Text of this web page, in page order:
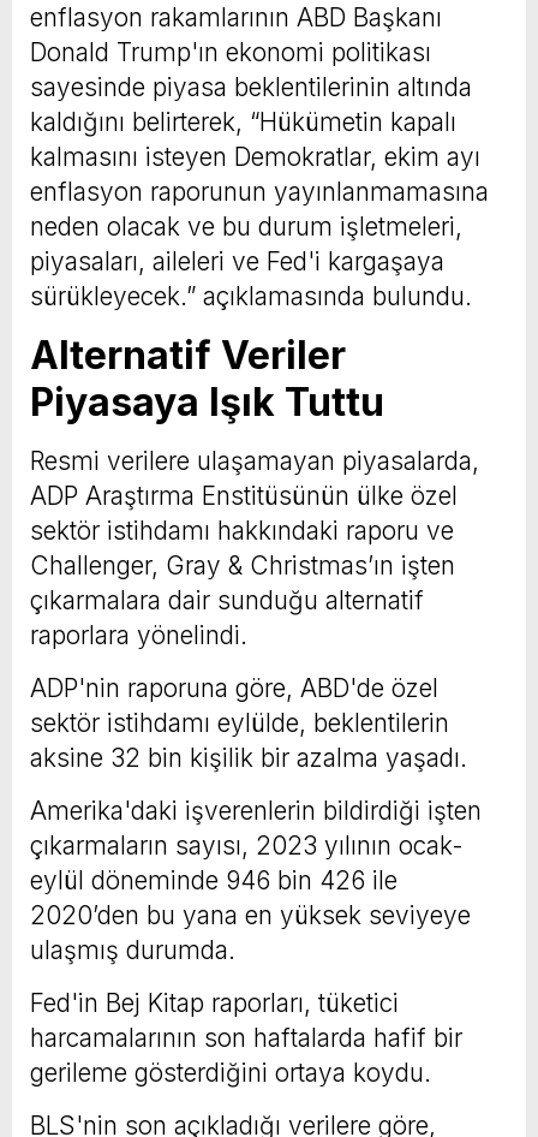
enflasyon rakamlarının ABD Başkanı
Donald Trump'ın ekonomi politikası
sayesinde piyasa beklentilerinin altında
kaldığını belirterek, “Hükümetin kapalı
kalmasını isteyen Demokratlar, ekim ayı
enflasyon raporunun yayınlanmamasına
neden olacak ve bu durum işletmeleri,
piyasaları, aileleri ve Fed'i kargaşaya
sürükleyecek.” açıklamasında bulundu.
Alternatif Veriler
Piyasaya Işık Tuttu
Resmi verilere ulaşamayan piyasalarda,
ADP Araştırma Enstitüsünün ülke özel
sektör istihdamı hakkındaki raporu ve
Challenger, Gray & Christmas’ın işten
çıkarmalara dair sunduğu alternatif
raporlara yönelindi.
ADP'nin raporuna göre, ABD'de özel
sektör istihdamı eylülde, beklentilerin
aksine 32 bin kişilik bir azalma yaşadı.
Amerika'daki işverenlerin bildirdiği işten
çıkarmaların sayısı, 2023 yılının ocak-
eylül döneminde 946 bin 426 ile
2020’den bu yana en yüksek seviyeye
ulaşmış durumda.
Fed'in Bej Kitap raporları, tüketici
harcamalarının son haftalarda hafif bir
gerileme gösterdiğini ortaya koydu.
BLS'nin son açıkladığı verilere göre,